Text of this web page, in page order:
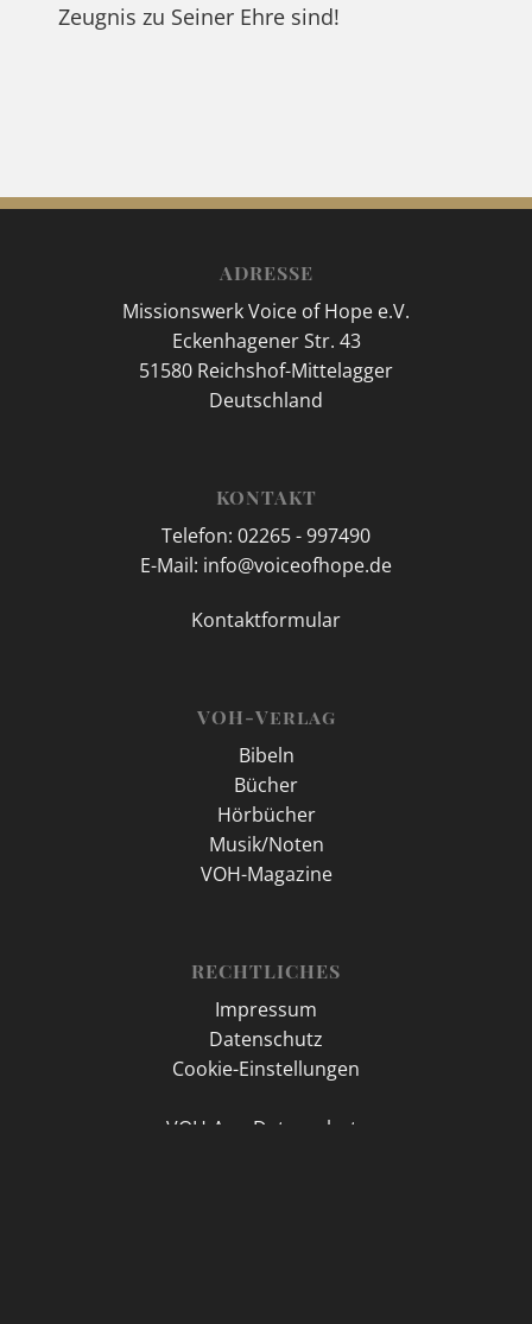
Zeugnis zu Seiner Ehre sind!
ADRESSE
Missionswerk Voice of Hope e.V.
Eckenhagener Str. 43
51580 Reichshof-Mittelagger
Deutschland
KONTAKT
Telefon: 02265 - 997490
E-Mail: info@voiceofhope.de
Kontaktformular
VOH-Verlag
Bibeln
Bücher
Hörbücher
Musik/Noten
VOH-Magazine
RECHTLICHES
Impressum
Datenschutz
Cookie-Einstellungen
VOH-App Datenschutz